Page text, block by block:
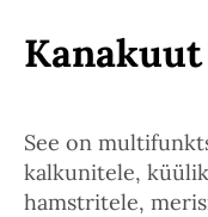
Kanakuut
See on
kalkunitele,
hamstritele,